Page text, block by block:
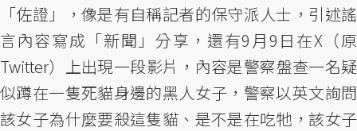
「佐證」，像是有自稱記者的保守派人士，引述謠
言內容寫成「新聞」分享，還有9月9日在X（原
Twitter）上出現一段影片，內容是警察盤查一名疑
似蹲在一隻死貓身邊的黑人女子，警察以英文詢問
該女子為什麼要殺這隻貓、是不是在吃牠，該女子